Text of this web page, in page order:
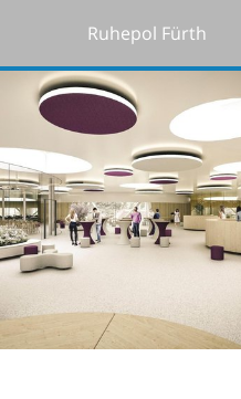
Ruhepol Fürth